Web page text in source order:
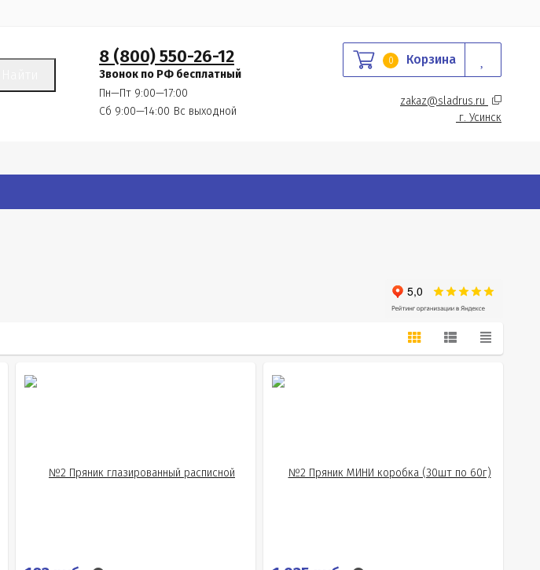
8 (800) 550-26-12
Звонок по РФ бесплатный
Пн—Пт 9:00—17:00
Сб 9:00—14:00 Вс выходной
0 Корзина
zakaz@sladrus.ru
г. Усинск